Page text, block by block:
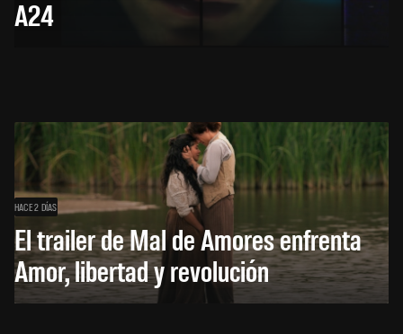
A24
HACE 2 DÍAS
El trailer de Mal de Amores enfrenta
Amor, libertad y revolución